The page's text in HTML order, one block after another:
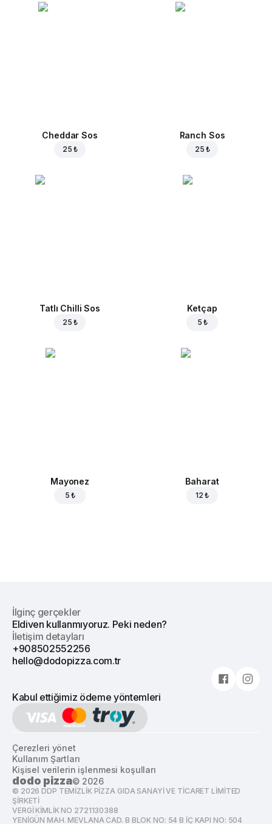
Cheddar Sos
25 ₺
Ranch Sos
25 ₺
Tatlı Chilli Sos
25 ₺
Ketçap
5 ₺
Mayonez
5 ₺
Baharat
12 ₺
İlginç gerçekler
Eldiven kullanmıyoruz. Peki neden?
İletişim detayları
+908502552256
hello@dodopizza.com.tr
Kabul ettiğimiz ödeme yöntemleri
dodo pizza© 2026
Kişisel verilerin işlenmesi koşulları
Kullanım Şartları
Çerezleri yönet
© 2026 DDP TEMİZLİK PİZZA GIDA SANAYİ VE TİCARET LİMİTED
ŞİRKETİ
VERGİ KİMLİK NO 2721130388
YENİGÜN MAH. MEVLANA CAD. B BLOK NO: 54 B İÇ KAPI NO: 504